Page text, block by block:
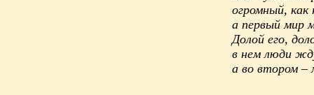
огромный, как
а первый мир
Долой его,
в нем люди
а во втором –